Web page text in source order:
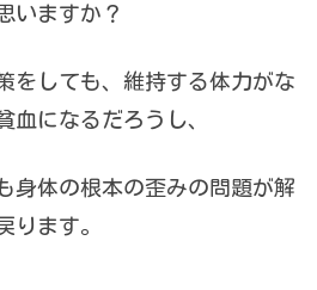
いますか？
をしても、維持する体力がな
血になるだろうし、
身体の根本の歪みの問題が解
ります。